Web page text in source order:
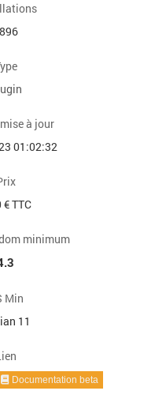
à jour
01:02:32
TTC
minimum
Min
11
Documentation beta